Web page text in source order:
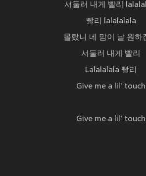
서둘러 내게 빨리
빨리 lalalalala
몰랐니 네 맘이 날 원하
서둘러 내게 빨리
Lalalalala 빨리
Give me a lil' touch
Give me a lil' touch